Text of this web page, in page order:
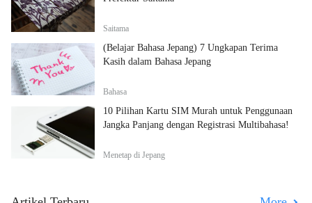
Saitama
(Belajar Bahasa Jepang) 7 Ungkapan Terima
Kasih dalam Bahasa Jepang
Bahasa
10 Pilihan Kartu SIM Murah untuk Penggunaan
Jangka Panjang dengan Registrasi Multibahasa!
Menetap di Jepang